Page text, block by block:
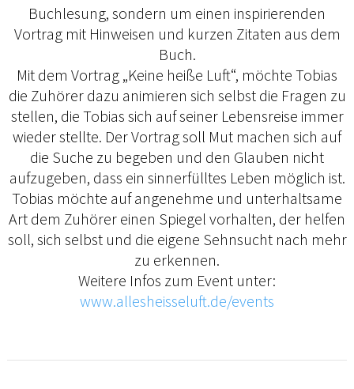
Buchlesung, sondern um einen inspirierenden
Vortrag mit Hinweisen und kurzen Zitaten aus dem
Buch.
Mit dem Vortrag „Keine heiße Luft“, möchte Tobias
die Zuhörer dazu animieren sich selbst die Fragen zu
stellen, die Tobias sich auf seiner Lebensreise immer
wieder stellte. Der Vortrag soll Mut machen sich auf
die Suche zu begeben und den Glauben nicht
aufzugeben, dass ein sinnerfülltes Leben möglich ist.
Tobias möchte auf angenehme und unterhaltsame
Art dem Zuhörer einen Spiegel vorhalten, der helfen
soll, sich selbst und die eigene Sehnsucht nach mehr
zu erkennen.
Weitere Infos zum Event unter:
www.allesheisseluft.de/events